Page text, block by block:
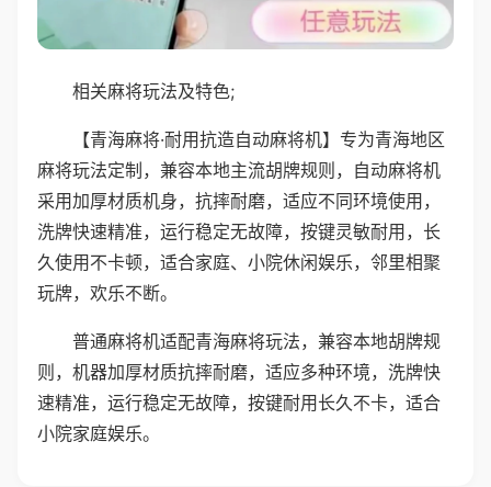
相关麻将玩法及特色;
【青海麻将·耐用抗造自动麻将机】专为青海地区
麻将玩法定制，兼容本地主流胡牌规则，自动麻将机
采用加厚材质机身，抗摔耐磨，适应不同环境使用，
洗牌快速精准，运行稳定无故障，按键灵敏耐用，长
久使用不卡顿，适合家庭、小院休闲娱乐，邻里相聚
玩牌，欢乐不断。
普通麻将机适配青海麻将玩法，兼容本地胡牌规
则，机器加厚材质抗摔耐磨，适应多种环境，洗牌快
速精准，运行稳定无故障，按键耐用长久不卡，适合
小院家庭娱乐。